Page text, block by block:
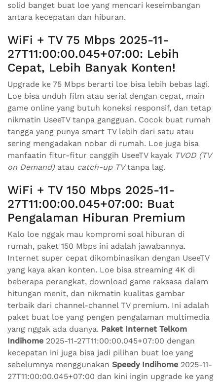
solid banget buat loe yang mencari keseimbangan
antara kecepatan dan hiburan.
WiFi + TV 75 Mbps 2025-11-
27T11:00:00.045+07:00: Lebih
Cepat, Lebih Banyak Konten!
Upgrade ke 75 Mbps berarti loe bisa lebih bebas lagi.
Loe bisa unduh film atau serial dengan cepat, main
game online yang butuh koneksi responsif, dan tetap
nikmatin UseeTV tanpa gangguan. Cocok buat rumah
tangga yang punya smart TV lebih dari satu atau
sering mengadakan nobar di rumah. Loe juga bisa
manfaatin fitur-fitur canggih UseeTV kayak TVOD (TV
on Demand) atau catch-up TVtanpa lag.
WiFi + TV 150 Mbps 2025-11-
27T11:00:00.045+07:00: Buat
Pengalaman Hiburan Premium
Kalo loe nggak mau kompromi soal hiburan di
rumah, paket 150 Mbps ini adalah jawabannya.
Internet super cepat dikombinasikan dengan UseeTV
yang kaya akan konten. Loe bisa streaming 4K di
beberapa perangkat, download game raksasa dalam
hitungan menit, dan nikmatin kualitas gambar
terbaik dari channel-channel TV premium. Ini adalah
paket buat loe yang pengen pengalaman multimedia
yang nggak ada duanya. Paket Internet Telkom
Indihome 2025-11-27T11:00:00.045+07:00 dengan
kecepatan ini juga bisa jadi pilihan buat loe yang
sebelumnya menggunakan Speedy Indihome 2025-11-
27T11:00:00.045+07:00 dan kini ingin upgrade ke yang